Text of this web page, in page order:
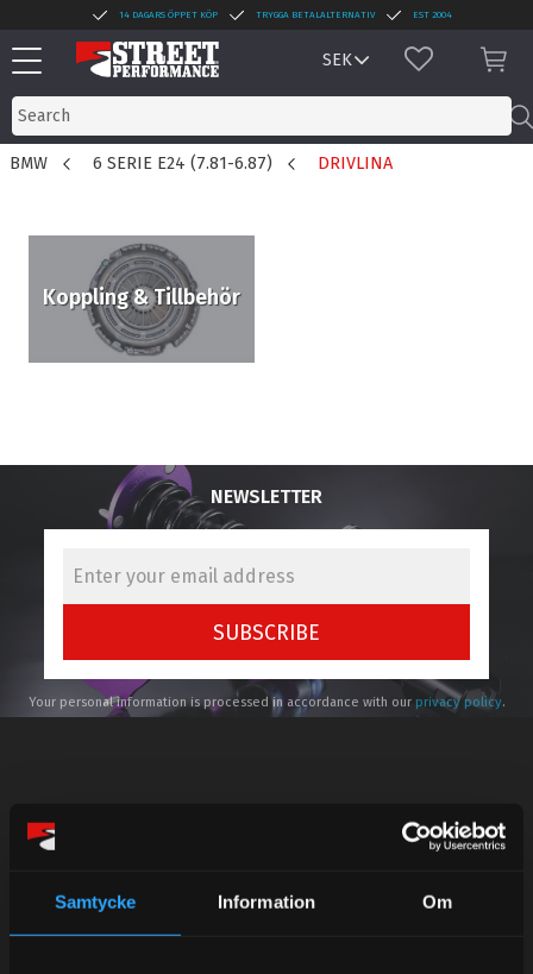
Samtycke Information Om
Menu
14 DAGARS ÖPPET KÖP TRYGGA BETALALTERNATIV EST 2004
FAVORITES
BMW 6 SERIE E24 (7.81-6.87) DRIVLINA
Koppling & Tillbehör
NEWSLETTER
SUBSCRIBE
Your personal information is processed in accordance with our privacy policy.
Telefonsupport: